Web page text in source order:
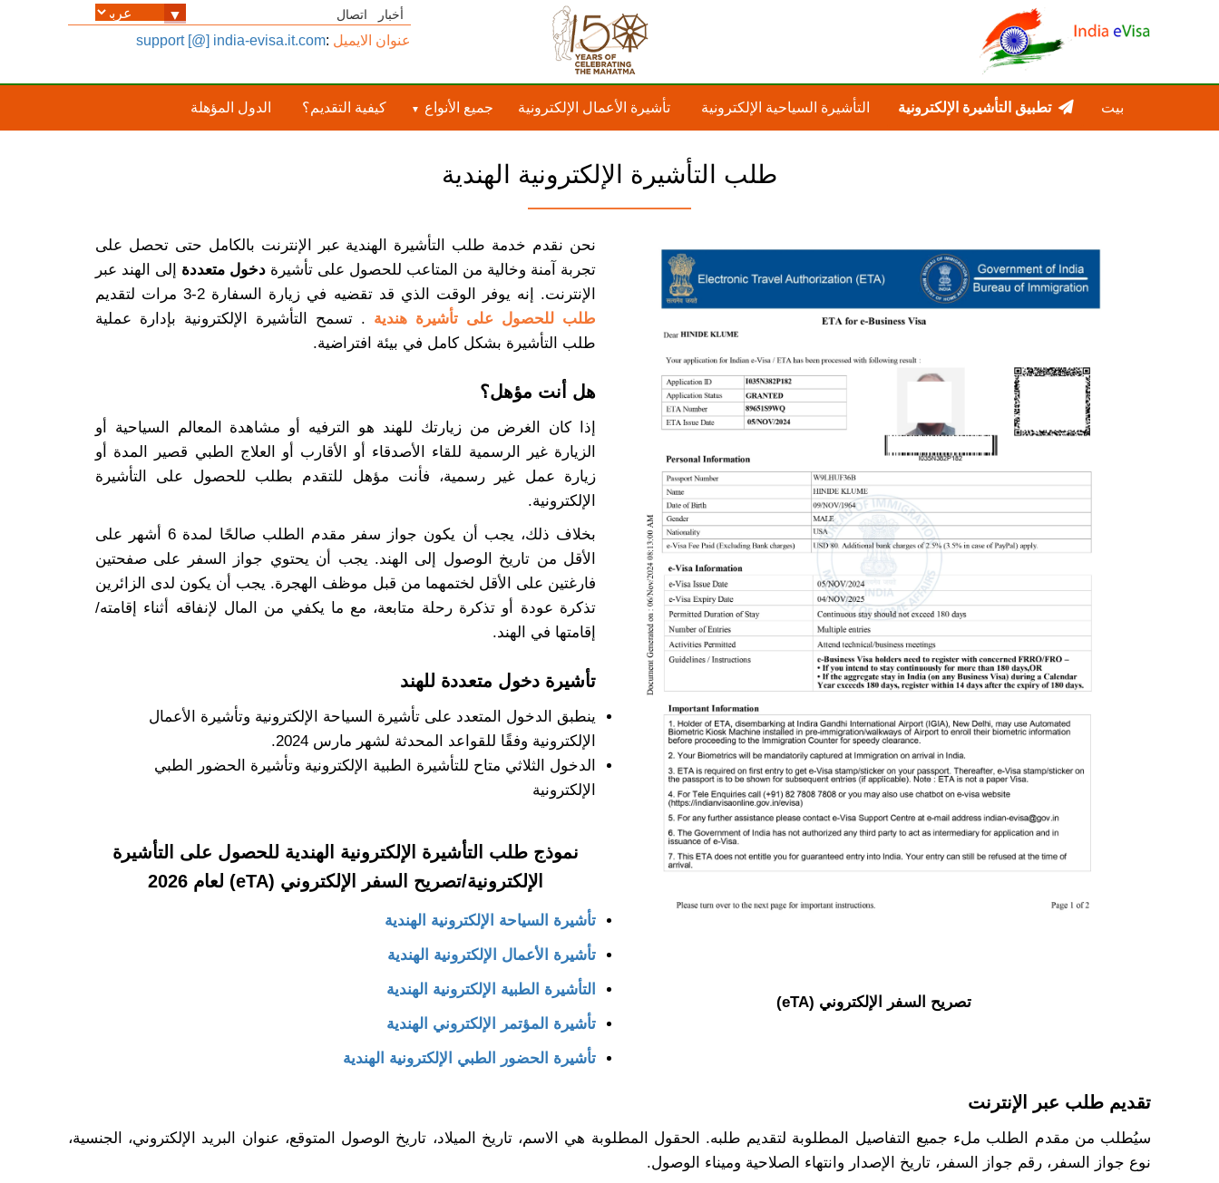
أخبار اتصال
عنوان الايميل :
support [@] india-evisa.it.com
بيت تطبيق التأشيرة الإلكترونية التأشيرة السياحية الإلكترونية تأشيرة الأعمال الإلكترونية جميع الأنواع كيفية التقديم؟ الدول المؤهلة
طلب التأشيرة الإلكترونية الهندية
نحن نقدم خدمة طلب التأشيرة الهندية عبر الإنترنت بالكامل حتى تحصل على
تجربة آمنة وخالية من المتاعب للحصول على تأشيرة دخول متعددة إلى الهند عبر
الإنترنت. إنه يوفر الوقت الذي قد تقضيه في زيارة السفارة 2-3 مرات لتقديم
طلب للحصول على تأشيرة هندية . تسمح التأشيرة الإلكترونية بإدارة عملية
طلب التأشيرة بشكل كامل في بيئة افتراضية.
هل أنت مؤهل؟
إذا كان الغرض من زيارتك للهند هو الترفيه أو مشاهدة المعالم السياحية أو
الزيارة غير الرسمية للقاء الأصدقاء أو الأقارب أو العلاج الطبي قصير المدة أو
زيارة عمل غير رسمية، فأنت مؤهل للتقدم بطلب للحصول على التأشيرة
الإلكترونية.
بخلاف ذلك، يجب أن يكون جواز سفر مقدم الطلب صالحًا لمدة 6 أشهر على
الأقل من تاريخ الوصول إلى الهند. يجب أن يحتوي جواز السفر على صفحتين
فارغتين على الأقل لختمهما من قبل موظف الهجرة. يجب أن يكون لدى الزائرين
تذكرة عودة أو تذكرة رحلة متابعة، مع ما يكفي من المال لإنفاقه أثناء إقامته/
إقامتها في الهند.
تأشيرة دخول متعددة للهند
ينطبق الدخول المتعدد على تأشيرة السياحة الإلكترونية وتأشيرة الأعمال
الإلكترونية وفقًا للقواعد المحدثة لشهر مارس 2024.
الدخول الثلاثي متاح للتأشيرة الطبية الإلكترونية وتأشيرة الحضور الطبي
الإلكترونية
نموذج طلب التأشيرة الإلكترونية الهندية للحصول على التأشيرة
الإلكترونية/تصريح السفر الإلكتروني (eTA) لعام 2026
تأشيرة السياحة الإلكترونية الهندية
تأشيرة الأعمال الإلكترونية الهندية
التأشيرة الطبية الإلكترونية الهندية
تأشيرة المؤتمر الإلكتروني الهندية
تأشيرة الحضور الطبي الإلكترونية الهندية
تصريح السفر الإلكتروني (eTA)
تقديم طلب عبر الإنترنت
سيُطلب من مقدم الطلب ملء جميع التفاصيل المطلوبة لتقديم طلبه. الحقول المطلوبة هي الاسم، تاريخ الميلاد، تاريخ الوصول المتوقع، عنوان البريد الإلكتروني، الجنسية،
نوع جواز السفر، رقم جواز السفر، تاريخ الإصدار وانتهاء الصلاحية وميناء الوصول.